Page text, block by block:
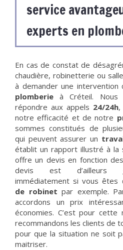
service
experts en
En cas de constat de
chaudière, robinetterie ou
à demander une intervention
plomberie à Créteil. Nous
répondre aux appels 24/24h,
notre efficacité et de notre
sommes constitués de
qui peuvent assurer un
établit un rapport illustré à la
offre un devis en fonction
devis est d’ailleurs
immédiatement si vous êtes
de robinet par exemple.
accordons un prix
économies. C’est pour
recommandons les clients de
pour que la situation ne soit
maitriser.